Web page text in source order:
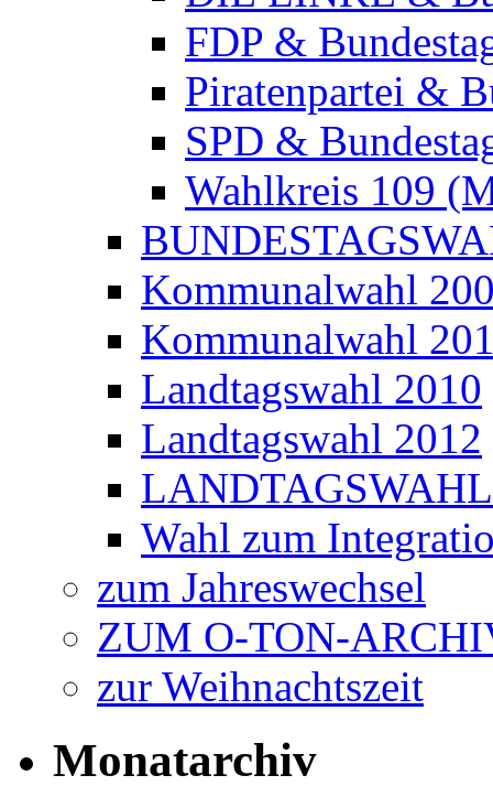
FDP &
Piratenpartei &
SPD &
Wahlkreis 109
Kommunalwahl
Kommunalwahl
Landtagswahl 2010
Landtagswahl 2012
Wahl zum
zum Jahreswechsel
ZUM O-TON-
zur Weihnachtszeit
Monatarchiv